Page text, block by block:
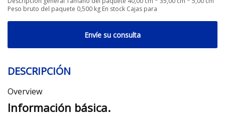
Peso bruto del paquete 0,500 kg En stock Cajas para
Envíe su consulta
DESCRIPCIÓN
Overview
Información básica.